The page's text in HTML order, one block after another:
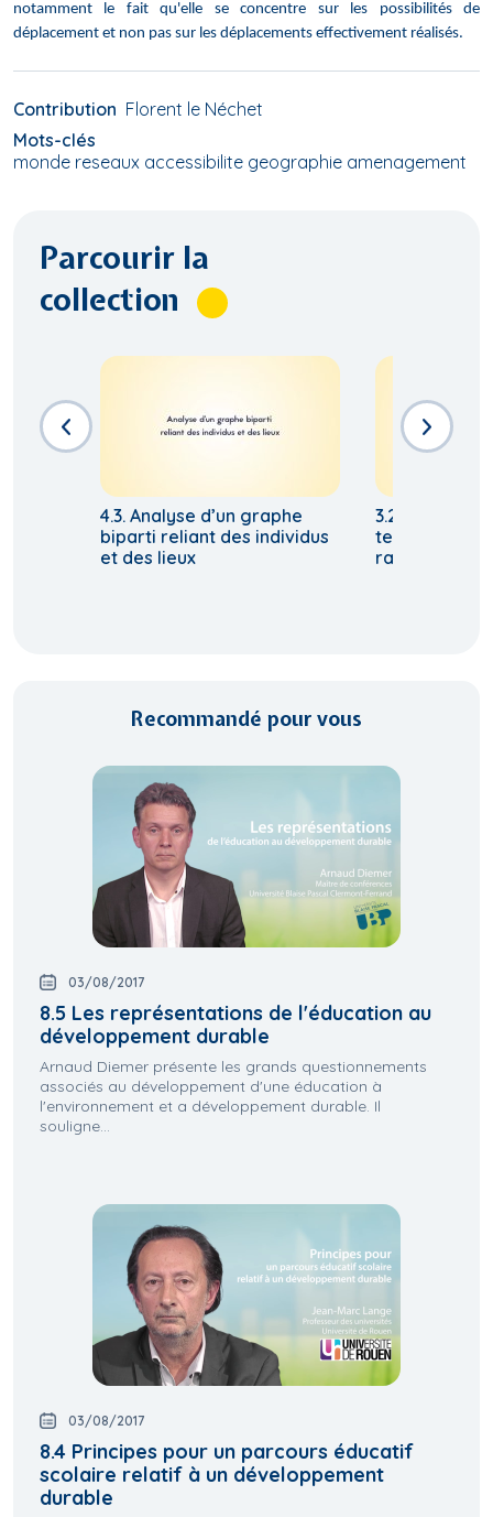
notamment le fait qu'elle se concentre sur les possibilités de
déplacement et non pas sur les déplacements effectivement réalisés.
Contribution Florent le Néchet
Mots-clés
monde reseaux accessibilite geographie amenagement
Parcourir la
collection
4.3. Analyse d’un graphe
biparti reliant des individus
et des lieux
3.2. Les
territoires,
rare
Recommandé pour vous
03/08/2017
8.5 Les représentations de l'éducation au
développement durable
Arnaud Diemer présente les grands questionnements
associés au développement d'une éducation à
l'environnement et a développement durable. Il
souligne...
03/08/2017
8.4 Principes pour un parcours éducatif
scolaire relatif à un développement
durable